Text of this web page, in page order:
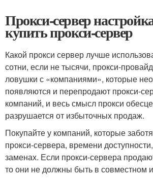
Прокси-сервер
купить прокси-сервер
Какой прокси сервер лучше
сотни, если не тысячи, прокси-
ловушки с «компаниями», которые
появляются и перепродают прокси-
компаний, и весь смысл прокси
разрушается от избыточных продаж.
Покупайте у компаний, которые
прокси-сервера, времени
заменах. Если прокси-сервера
то они не должны быть в совместном